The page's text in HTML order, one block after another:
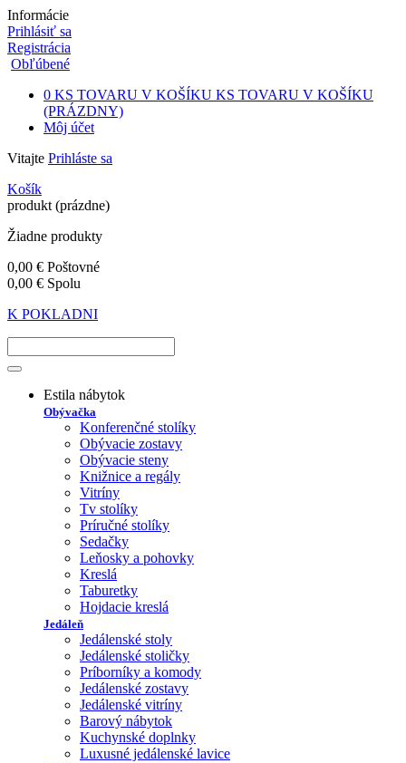
Informácie
Prihlásiť sa
Registrácia
Obľúbené
0 KS TOVARU V KOŠÍKU KS TOVARU V KOŠÍKU
(PRÁZDNY)
Môj účet
Vitajte Prihláste sa
Košík
produkt (prázdne)
Žiadne produkty
0,00 € Poštovné
0,00 € Spolu
K POKLADNI
Estila nábytok
Obývačka
Konferenčné stolíky
Obývacie zostavy
Obývacie steny
Knižnice a regály
Vitríny
Tv stolíky
Príručné stolíky
Sedačky
Leňosky a pohovky
Kreslá
Taburetky
Hojdacie kreslá
Jedáleň
Jedálenské stoly
Jedálenské stoličky
Príborníky a komody
Jedálenské zostavy
Jedálenské vitríny
Barový nábytok
Kuchynské doplnky
Luxusné jedálenské lavice